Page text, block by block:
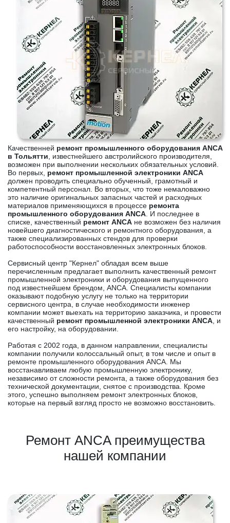
Качественней ремонт промышленного оборудования ANCA
в Тольятти , известнейшего австролийского производителя,
возможен при выполнении нескольких обязательных условий.
Во первых, ремонт промышленной электроники ANCA
должен проводить специально обученный, грамотный и
компетентный персонал. Во вторых, что тоже немаловажно
это наличие оригинальных запасных частей и расходных
материалов применяющихся в процессе ремонта
промышленного оборудования ANCA . И последнее в
списке, качественный ремонт ANCA не возможен без наличия
новейшего диагностического и ремонтного оборудования, а
также специализированных стендов для проверки
работоспособности восстановленных электронных блоков.
Сервисный центр "Кернел" обладая всем выше
перечисленным предлагает выполнить качественный ремонт
промышленной электроники и оборудования выпущенного
под известнейшем брендом, ANCA. Специалисты компании
оказывают подобную услугу не только на территории
сервисного центра, в случае необходимости инженер
компании может выехать на территорию заказчика, и провести
качественный ремонт промышленной электроники ANCA , и
его настройку, на оборудовании.
Работая с 2002 года, в данном направлении, специалисты
компании получили колоссальный опыт, в том числе и опыт в
ремонте промышленного оборудования ANCA. Мы
восстанавливаем любую промышленную электронику,
независимо от сложности ремонта, а также оборудования без
технической документации, снятое с производства. Кроме
этого, успешно выполняем ремонт электронных блоков,
которые на первый взгляд просто не возможно восстановить.
Ремонт ANCA преимущества
нашей компании